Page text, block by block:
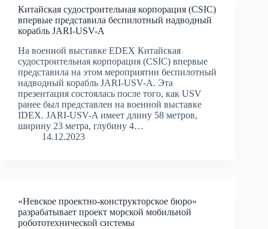
Китайская судостроительная корпорация (CSIC)
впервые представила беспилотный надводный
корабль JARI-USV-A
На военной выставке EDEX Китайская
судостроительная корпорация (CSIC) впервые
представила на этом мероприятии беспилотный
надводный корабль JARI-USV-A. Эта
презентация состоялась после того, как USV
ранее был представлен на военной выставке
IDEX. JARI-USV-A имеет длину 58 метров,
ширину 23 метра, глубину 4…
14.12.2023
«Невское проектно-конструкторское бюро»
разрабатывает проект морской мобильной
робототехнической системы